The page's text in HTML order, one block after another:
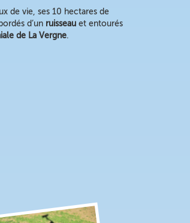
de vie, ses 10 hectares de
d’un ruisseau et entourés
de La Vergne.